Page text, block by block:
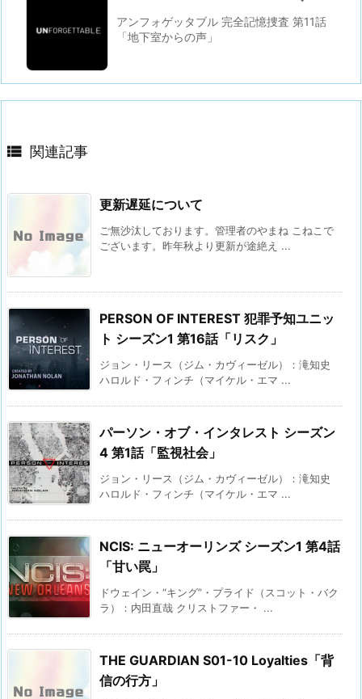
アンフォゲッタブル 完全記憶捜査 第11話
「地下室からの声」
 関連記事
更新遅延について
ご無沙汰しております。管理者のやまね こねこで
ございます。昨年秋より更新が途絶え ...
PERSON OF INTEREST 犯罪予知ユニッ
ト シーズン1 第16話「リスク」
ジョン・リース（ジム・カヴィーゼル）：滝知史
ハロルド・フィンチ（マイケル・エマ ...
パーソン・オブ・インタレスト シーズン
4 第1話「監視社会」
ジョン・リース（ジム・カヴィーゼル）：滝知史
ハロルド・フィンチ（マイケル・エマ ...
NCIS: ニューオーリンズ シーズン1 第4話
「甘い罠」
ドウェイン・“キング”・プライド（スコット・バク
ラ）：内田直哉 クリストファー・ ...
THE GUARDIAN S01-10 Loyalties「背
信の行方」